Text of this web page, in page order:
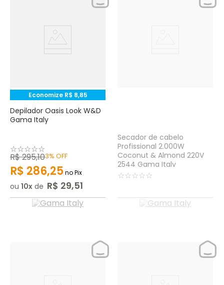
Economize R$ 8,85
Depilador Oasis Look W&D
Gama Italy
☆☆☆☆☆
R$295,103% OFF
R$ 286,25no Pix
ou 10 de R$ 29,51
Secador de cabelo
Profissional 2.000W
Coconut & Almond 220V
2544 Gama Italy
☆☆☆☆☆